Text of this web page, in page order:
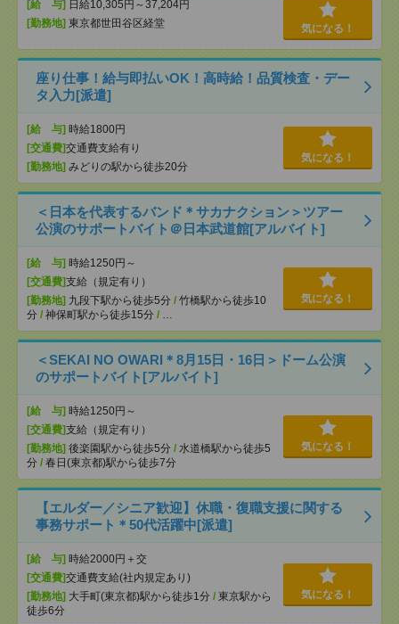
[給 与] 日給10,305円～37,204円
[勤務地] 東京都世田谷区経堂 気になる！
座り仕事！給与即払いOK！高時給！品質検査・デー
タ入力[派遣]
[給 与] 時給1800円
[交通費]交通費支給有り
[勤務地] みどりの駅から徒歩20分
気になる！
＜日本を代表するバンド＊サカナクション＞ツアー
公演のサポートバイト＠日本武道館[アルバイト]
[給 与] 時給1250円～
[交通費]支給（規定有り）
[勤務地] 九段下駅から徒歩5分 / 竹橋駅から徒歩10
分 / 神保町駅から徒歩15分 / …
気になる！
＜SEKAI NO OWARI＊8月15日・16日＞ドーム公演
のサポートバイト[アルバイト]
[給 与] 時給1250円～
[交通費]支給（規定有り）
[勤務地] 後楽園駅から徒歩5分 / 水道橋駅から徒歩5
分 / 春日(東京都)駅から徒歩7分
気になる！
【エルダー／シニア歓迎】休職・復職支援に関する
事務サポート＊50代活躍中[派遣]
[給 与] 時給2000円＋交
[交通費]交通費支給(社内規定あり)
[勤務地] 大手町(東京都)駅から徒歩1分 / 東京駅から
徒歩6分
気になる！